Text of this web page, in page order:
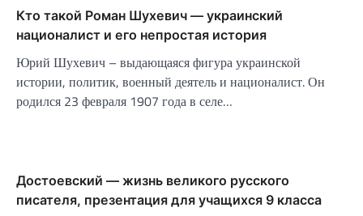
Кто такой Роман Шухевич — украинский
националист и его непростая история
Юрий Шухевич – выдающаяся фигура украинской
истории, политик, военный деятель и националист. Он
родился 23 февраля 1907 года в селе…
Достоевский — жизнь великого русского
писателя, презентация для учащихся 9 класса